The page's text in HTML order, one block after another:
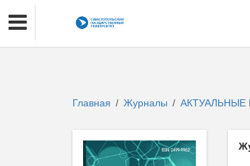
Главная / Журналы /